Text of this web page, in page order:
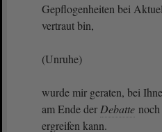
Gepflogenheiten bei
vertraut bin,
(Unruhe)
wurde mir geraten, bei
am Ende der Debatte
ergreifen kann.